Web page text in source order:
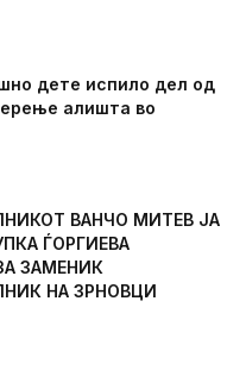
дете испило дел од
алишта во
ВАНЧО МИТЕВ ЈА
ЃОРГИЕВА
ЗАМЕНИК
НА ЗРНОВЦИ